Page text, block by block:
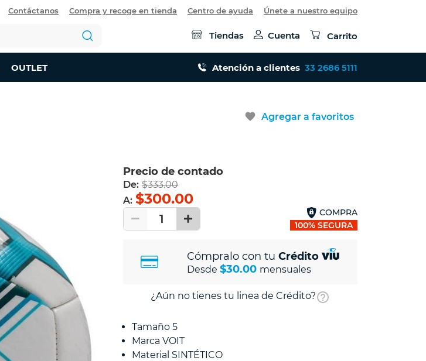
Contáctanos Compra y recoge en tienda Centro de ayuda Únete a nuestro equipo
Tiendas Cuenta Carrito
OUTLET Atención a clientes 33 2686 5111
favorite Agregar a favoritos
Precio de contado
De: $333.00
A: $300.00
1
COMPRA
100% SEGURA
Cómpralo con tu Crédito
Desde $30.00 mensuales
¿Aún no tienes tu linea de Crédito?
Tamaño 5
Marca VOIT
Material SINTÉTICO